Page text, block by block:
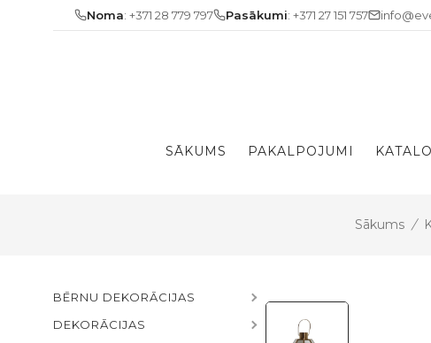
Noma: +371 28 779 797 Pasākumi: +371 27 151 757
SĀKUMS PAKALPOJUMI
Sākums /
BĒRNU DEKORĀCIJAS
DEKORĀCIJAS